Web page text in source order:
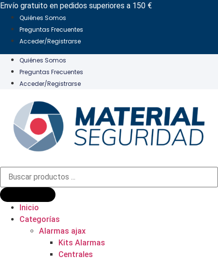
Ir
contenido
Envío gratuito en pedidos superiores a 150 €
Quiénes Somos
Preguntas Frecuentes
Acceder/Registrarse
Quiénes Somos
Preguntas Frecuentes
Acceder/Registrarse
Búsqueda
productos
Inicio
Categorías
Alarmas ajax
Kits Alarmas
Centrales